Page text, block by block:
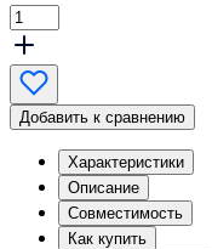
Добавить к сравнению
Характеристики
Описание
Совместимость
Как купить